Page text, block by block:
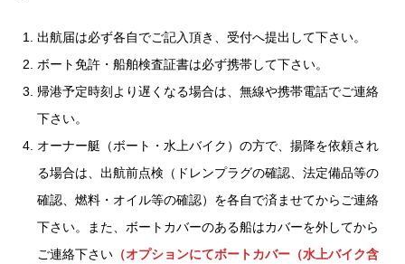
出航届は必ず各自でご記入頂き、受付へ提出して下さい。
ボート免許・船舶検査証書は必ず携帯して下さい。
帰港予定時刻より遅くなる場合は、無線や携帯電話でご連絡
下さい。
オーナー艇（ボート・水上バイク）の方で、揚降を依頼され
る場合は、出航前点検（ドレンプラグの確認、法定備品等の
確認、燃料・オイル等の確認）を各自で済ませてからご連絡
下さい。また、ボートカバーのある船はカバーを外してから
ご連絡下さい （オプションにてボートカバー（水上バイク含